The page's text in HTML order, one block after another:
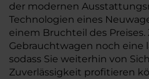
der modernen
Technologien eines
einem Bruchteil des
Gebrauchtwagen noch eine
sodass Sie weiterhin von
Zuverlässigkeit profitieren